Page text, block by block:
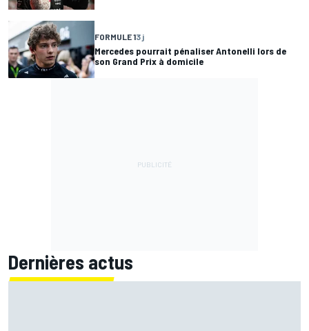
FORMULE 13 j
Mercedes pourrait pénaliser Antonelli lors de
son Grand Prix à domicile
Dernières actus